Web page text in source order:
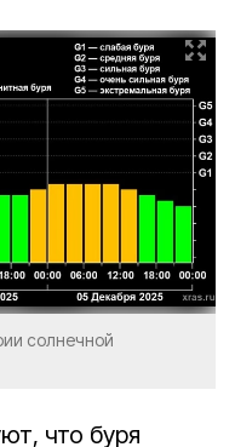
солнечной
что буря